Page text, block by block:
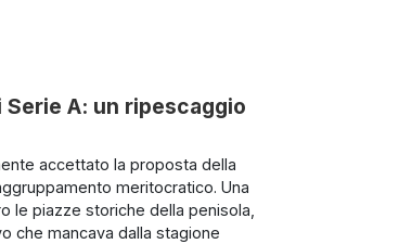
Serie A: un ripescaggio
accettato la proposta della
meritocratico. Una
le piazze storiche della penisola,
che mancava dalla stagione